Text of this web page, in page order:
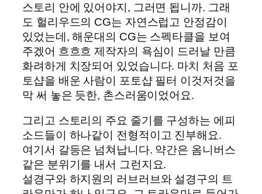
스토리 안에 있어야지, 그러면 됩니까. 그래
도 헐리우드의 CG는 자연스럽고 안정감이
있었는데, 해운대의 CG는 스펙타클을 보여
주겠어 흐흐흐 제작자의 욕심이 드러날 만큼
화려하게 치장되어 있었습니다. 마치 처음 포
토샵을 배운 사람이 포토샵 필터 이것저것을
막 써 놓은 듯한, 촌스러움이었어요.
그리고 스토리의 주요 줄기를 구성하는 에피
소드들이 하나같이 전형적이고 진부해요.
여기서 갈등은 넘쳐납니다. 약간은 옴니버스
같은 분위기를 내서 그런지요.
설경구와 하지원의 러브러브와 설경구의 트